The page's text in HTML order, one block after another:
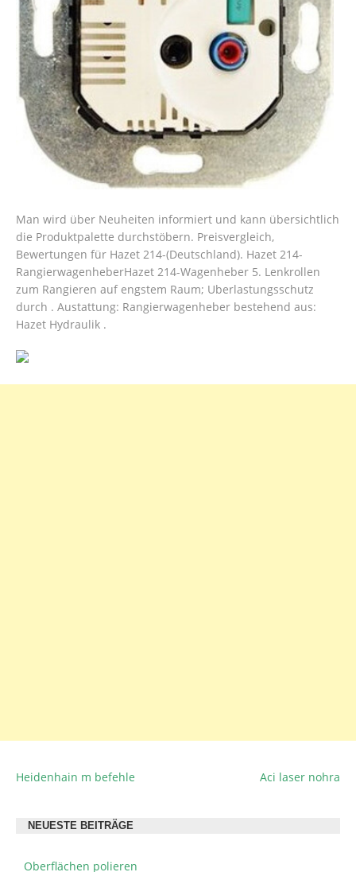
Man wird über Neuheiten informiert und kann übersichtlich
die Produktpalette durchstöbern. Preisvergleich,
Bewertungen für Hazet 214-(Deutschland). Hazet 214-
RangierwagenheberHazet 214-Wagenheber 5. Lenkrollen
zum Rangieren auf engstem Raum; Uberlastungsschutz
durch . Austattung: Rangierwagenheber bestehend aus:
Hazet Hydraulik .
BEITRAGSNAVIGATION
Heidenhain m befehle Aci laser nohra
NEUESTE BEITRÄGE
Oberflächen polieren